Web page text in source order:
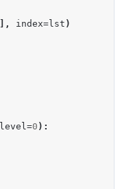
], index=lst )
level=0 ):